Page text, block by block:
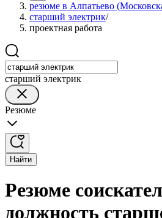
резюме в Алпатьево
старший электрик/
проектная работа
старший электрик
Резюме
Найти
Резюме
должность